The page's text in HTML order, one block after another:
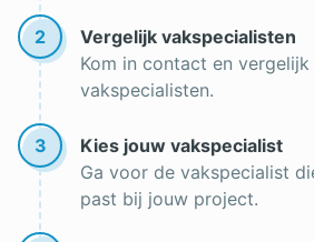
2
Vergelijk vakspecialisten
Kom in contact en
vakspecialisten.
3
Kies jouw vakspecialist
Ga voor de vakspecialist
past bij jouw project.